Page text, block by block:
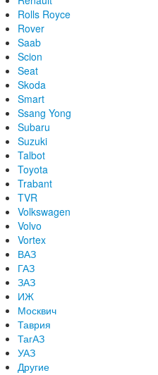
Rolls Royce
Rover
Saab
Scion
Seat
Skoda
Smart
Ssang Yong
Subaru
Suzuki
Talbot
Toyota
Trabant
TVR
Volkswagen
Volvo
Vortex
ВАЗ
ГАЗ
ЗАЗ
ИЖ
Москвич
Таврия
ТагАЗ
УАЗ
Другие